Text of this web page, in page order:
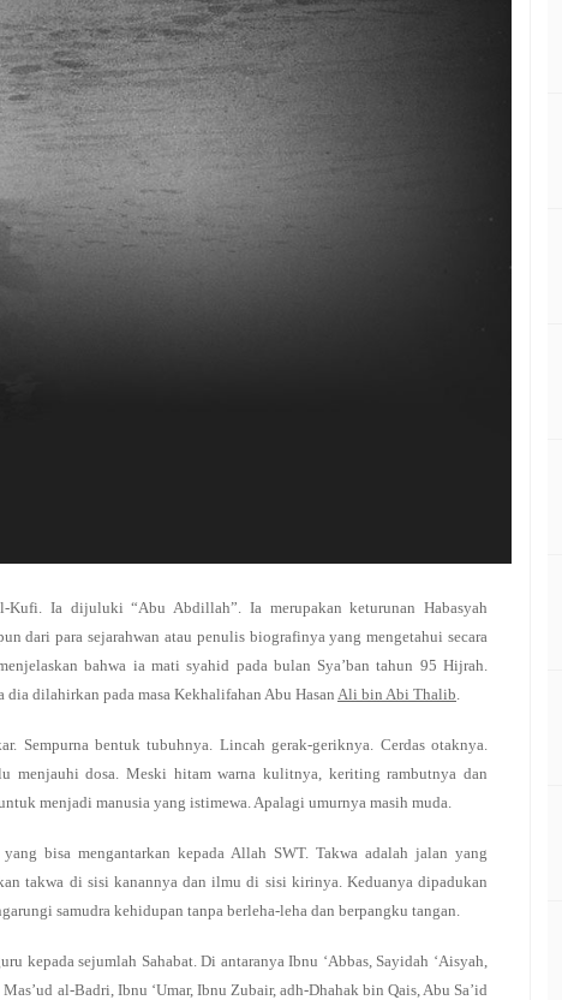
Ia dijuluki “Abu Abdillah”. Ia merupakan keturunan Habasyah
dari para sejarahwan atau penulis biografinya yang mengetahui secara
bahwa ia mati syahid pada bulan Sya’ban tahun 95 Hijrah.
dilahirkan pada masa Kekhalifahan Abu Hasan Ali bin Abi Thalib.
Sempurna bentuk tubuhnya. Lincah gerak-geriknya. Cerdas otaknya.
menjauhi dosa. Meski hitam warna kulitnya, keriting rambutnya dan
menjadi manusia yang istimewa. Apalagi umurnya masih muda.
bisa mengantarkan kepada Allah SWT. Takwa adalah jalan yang
takwa di sisi kanannya dan ilmu di sisi kirinya. Keduanya dipadukan
samudra kehidupan tanpa berleha-leha dan berpangku tangan.
kepada sejumlah Sahabat. Di antaranya Ibnu ‘Abbas, Sayidah ‘Aisyah,
al-Badri, Ibnu ‘Umar, Ibnu Zubair, adh-Dhahak bin Qais, Abu Sa’id